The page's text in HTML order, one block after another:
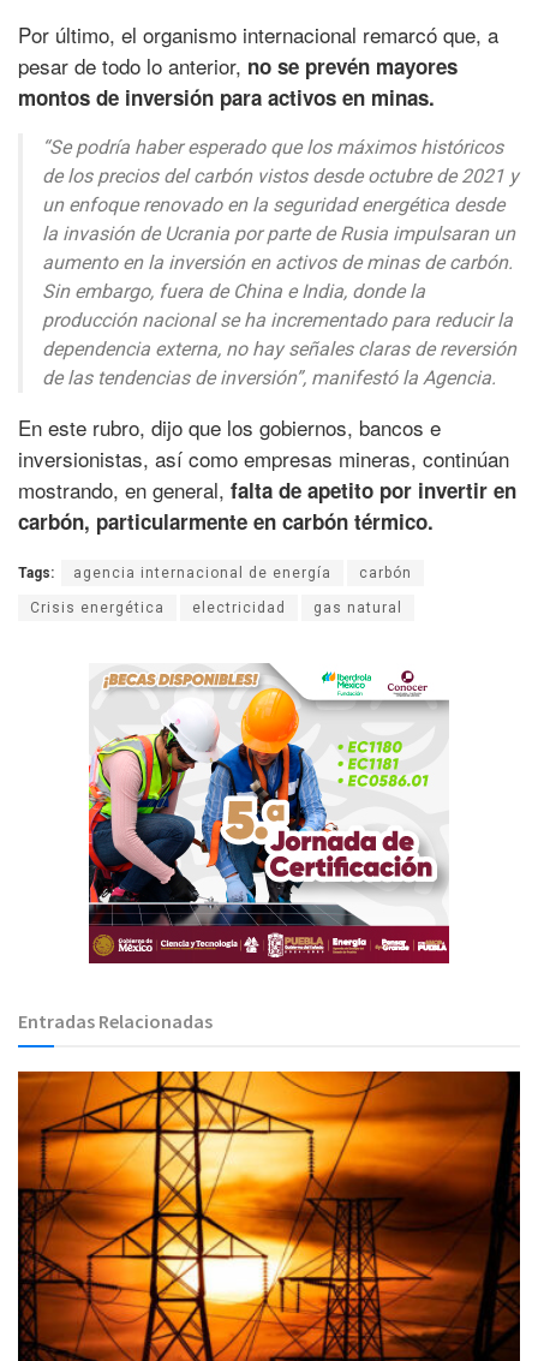
Por último, el organismo internacional remarcó que, a
pesar de todo lo anterior, no se prevén mayores
montos de inversión para activos en minas.
“Se podría haber esperado que los máximos históricos
de los precios del carbón vistos desde octubre de 2021 y
un enfoque renovado en la seguridad energética desde
la invasión de Ucrania por parte de Rusia impulsaran un
aumento en la inversión en activos de minas de carbón.
Sin embargo, fuera de China e India, donde la
producción nacional se ha incrementado para reducir la
dependencia externa, no hay señales claras de reversión
de las tendencias de inversión”, manifestó la Agencia.
En este rubro, dijo que los gobiernos, bancos e
inversionistas, así como empresas mineras, continúan
mostrando, en general, falta de apetito por invertir en
carbón, particularmente en carbón térmico.
Tags: agencia internacional de energía carbón
Crisis energética electricidad gas natural
Entradas Relacionadas